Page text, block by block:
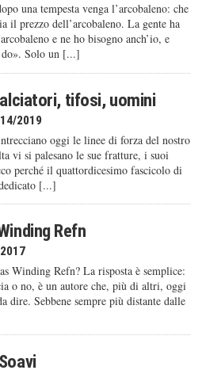
una tempesta venga l’arcobaleno: che
il prezzo dell’arcobaleno. La gente ha
e ne ho bisogno anch’io, e
Solo un [...]
tifosi, uomini
2019
oggi le linee di forza del nostro
vi si palesano le sue fratture, i suoi
perché il quattordicesimo fascicolo di
[...]
Refn
Winding Refn? La risposta è semplice:
o no, è un autore che, più di altri, oggi
dire. Sebbene sempre più distante dalle